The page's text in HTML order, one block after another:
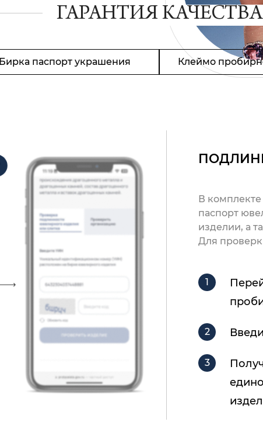
ГАРАНТИЯ КАЧЕСТВА
Бирка паспорт украшения Клеймо
В
паспорт
изделии, а
Для